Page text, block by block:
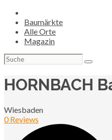
Baumärkte
Alle Orte
Magazin
Suchen
nach:
HORNBACH
Wiesbaden
0 Reviews